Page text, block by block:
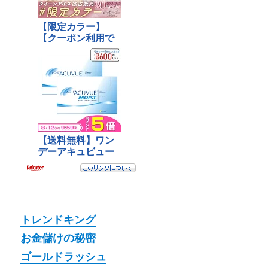
トレンドキング
お金儲けの秘密
ゴールドラッシュ